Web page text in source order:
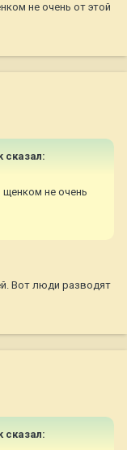
не очень от этой
сказал:
щенком не очень
Вот люди разводят
сказал: